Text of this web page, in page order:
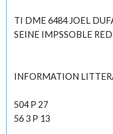
TI DME 6484 JOEL
SEINE IMPSSOBLE
INFORMATION
504 P 27
56 3 P 13